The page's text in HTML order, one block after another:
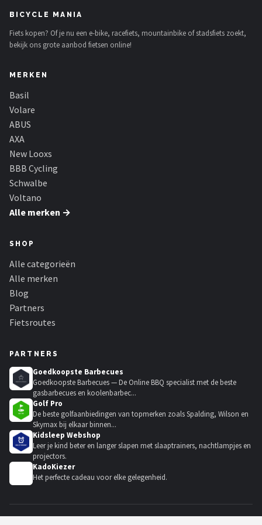
BICYCLE MANIA
Fiets kopen? Of je nu een e-bike, racefiets, mountainbike of stadsfiets zoekt,
bekijk ons grote aanbod fietsen online!
MERKEN
Basil
Volare
ABUS
AXA
New Looxs
BBB Cycling
Schwalbe
Voltano
Alle merken →
SHOP
Alle categorieën
Alle merken
Blog
Partners
Fietsroutes
PARTNERS
Goedkoopste Barbecues
Goedkoopste Barbecues — De Online BBQ specialist met de beste
gasbarbecues en koolenbarbec...
Golf Pro
De beste golfaanbiedingen van topmerken zoals Spalding, Wilson en
Skymax bij elkaar binnen...
Kidsleep Webshop
Leer je kind beter en langer slapen met slaaptrainers, nachtlampjes en
projectors.
KadoKiezer
Het perfecte cadeau voor elke gelegenheid.